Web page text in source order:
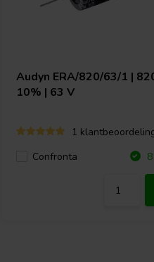
Audyn ERA/820/63/1 |
10% | 63 V
1
Confronta